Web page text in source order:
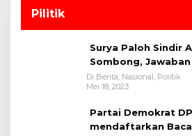
Pilitik
Surya Paloh Sindir
Sombong,
Di Berita, Nasional, Politik
Mei 18, 2023
Partai Demokrat
mendaftarkan